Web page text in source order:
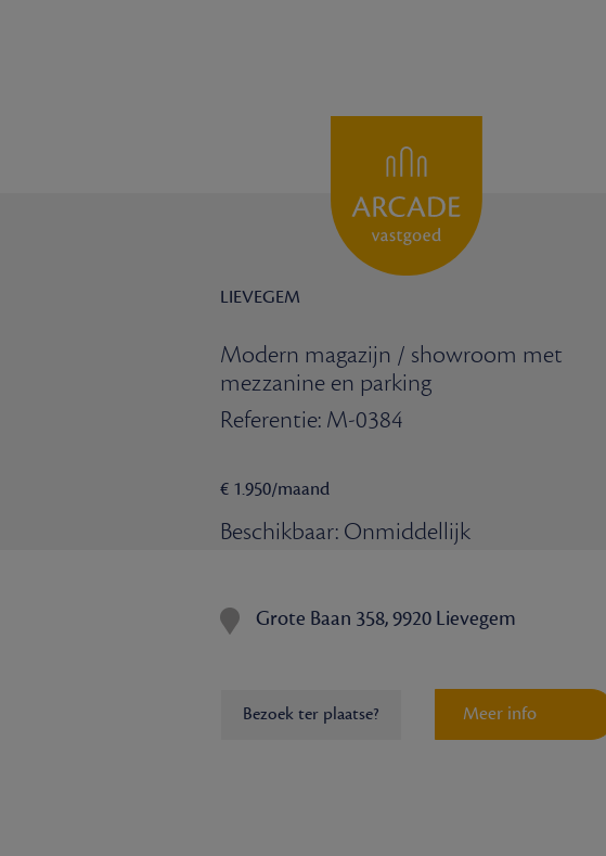
LIEVEGEM
Modern magazijn / showroom met
mezzanine en parking
Referentie: M-0384
€ 1.950/maand
Beschikbaar: Onmiddellijk
Grote Baan 358, 9920 Lievegem
Bezoek ter plaatse? Meer info